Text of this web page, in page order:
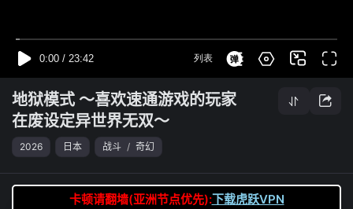
地狱模式 ～喜欢速通游戏的玩家
在废设定异世界无双～
2026 日本 战斗 / 奇幻
卡顿请翻墙(亚洲节点优先):下载虎跃VPN